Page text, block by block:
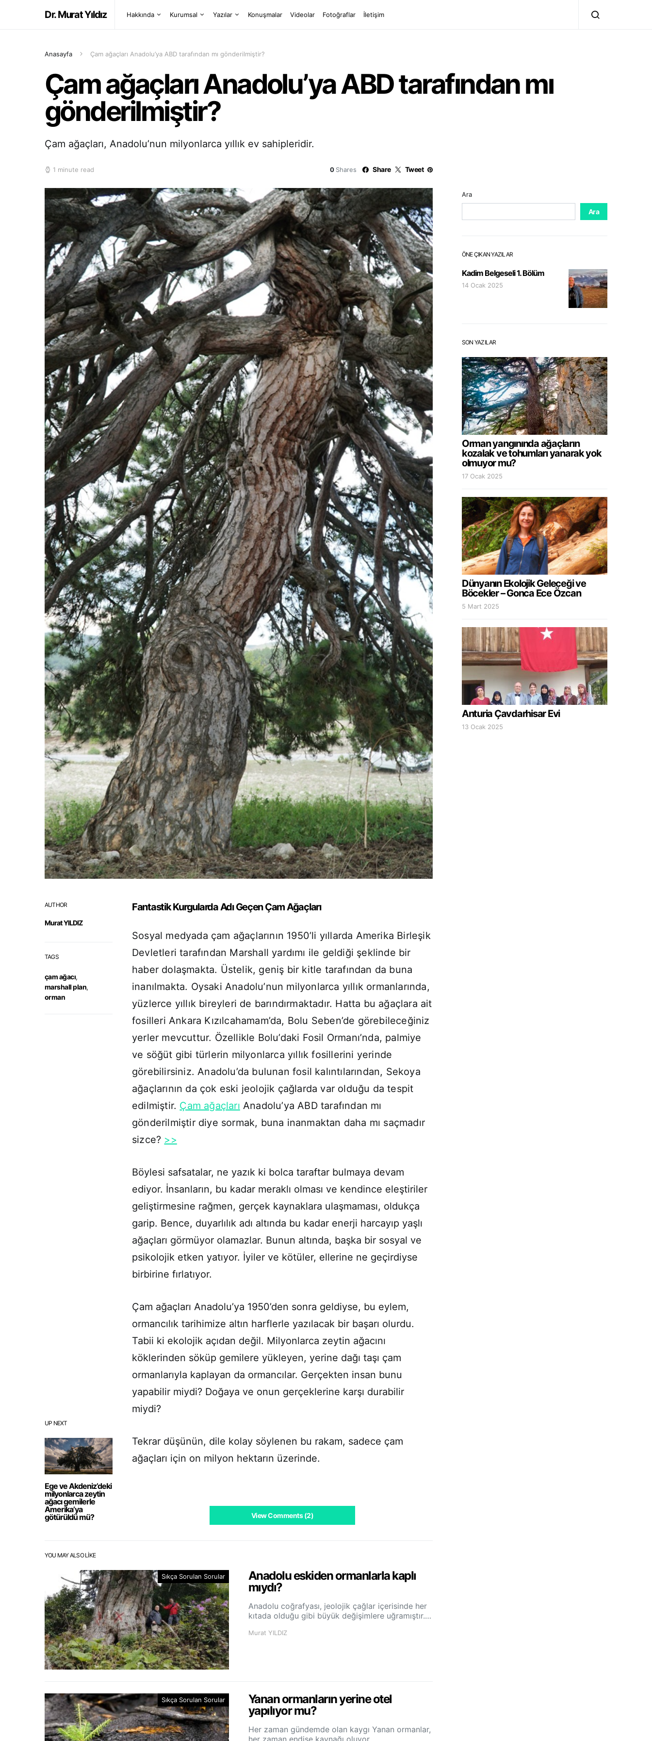
Dr. Murat Yıldız Hakkında Kurumsal Yazılar Konuşmalar Videolar Fotoğraflar İletişim
Anasayfa Çam ağaçları Anadolu’ya ABD tarafından mı gönderilmiştir?
Çam ağaçları Anadolu’ya ABD tarafından mı
gönderilmiştir?
Çam ağaçları, Anadolu’nun milyonlarca yıllık ev sahipleridir.
1 minute read 0 Shares Share Tweet
UP NEXT
Ege ve Akdeniz’deki
milyonlarca zeytin
ağacı gemilerle
Amerika’ya
götürüldü mü?
AUTHOR
Murat YILDIZ
TAGS
çam ağacı,
marshall plan,
orman
Fantastik Kurgularda Adı Geçen Çam Ağaçları
Sosyal medyada çam ağaçlarının 1950’li yıllarda Amerika Birleşik
Devletleri tarafından Marshall yardımı ile geldiği şeklinde bir
haber dolaşmakta. Üstelik, geniş bir kitle tarafından da buna
inanılmakta. Oysaki Anadolu’nun milyonlarca yıllık ormanlarında,
yüzlerce yıllık bireyleri de barındırmaktadır. Hatta bu ağaçlara ait
fosilleri Ankara Kızılcahamam’da, Bolu Seben’de görebileceğiniz
yerler mevcuttur. Özellikle Bolu’daki Fosil Ormanı’nda, palmiye
ve söğüt gibi türlerin milyonlarca yıllık fosillerini yerinde
görebilirsiniz. Anadolu’da bulunan fosil kalıntılarından, Sekoya
ağaçlarının da çok eski jeolojik çağlarda var olduğu da tespit
edilmiştir. Çam ağaçları Anadolu’ya ABD tarafından mı
gönderilmiştir diye sormak, buna inanmaktan daha mı saçmadır
sizce? >>
Böylesi safsatalar, ne yazık ki bolca taraftar bulmaya devam
ediyor. İnsanların, bu kadar meraklı olması ve kendince eleştiriler
geliştirmesine rağmen, gerçek kaynaklara ulaşmaması, oldukça
garip. Bence, duyarlılık adı altında bu kadar enerji harcayıp yaşlı
ağaçları görmüyor olamazlar. Bunun altında, başka bir sosyal ve
psikolojik etken yatıyor. İyiler ve kötüler, ellerine ne geçirdiyse
birbirine fırlatıyor.
Çam ağaçları Anadolu’ya 1950’den sonra geldiyse, bu eylem,
ormancılık tarihimize altın harflerle yazılacak bir başarı olurdu.
Tabii ki ekolojik açıdan değil. Milyonlarca zeytin ağacını
köklerinden söküp gemilere yükleyen, yerine dağı taşı çam
ormanlarıyla kaplayan da ormancılar. Gerçekten insan bunu
yapabilir miydi? Doğaya ve onun gerçeklerine karşı durabilir
miydi?
Tekrar düşünün, dile kolay söylenen bu rakam, sadece çam
ağaçları için on milyon hektarın üzerinde.
View Comments (2)
YOU MAY ALSO LIKE
Sıkça Sorulan Sorular
Anadolu eskiden ormanlarla kaplı
mıydı?
Anadolu coğrafyası, jeolojik çağlar içerisinde her
kıtada olduğu gibi büyük değişimlere uğramıştır.…
Murat YILDIZ
Sıkça Sorulan Sorular
Yanan ormanların yerine otel
yapılıyor mu?
Her zaman gündemde olan kaygı Yanan ormanlar,
Ara
Ara
ÖNE ÇIKAN YAZILAR
Kadim Belgeseli 1. Bölüm
14 Ocak 2025
SON YAZILAR
Orman yangınında ağaçların
kozalak ve tohumları yanarak yok
olmuyor mu?
17 Ocak 2025
Dünyanın Ekolojik Geleceği ve
Böcekler – Gonca Ece Özcan
5 Mart 2025
Anturia Çavdarhisar Evi
13 Ocak 2025